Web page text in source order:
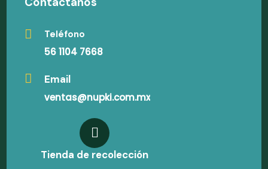
Teléfono
56 1104 7668
Email
ventas@nupki.com.mx
Tienda de recolección